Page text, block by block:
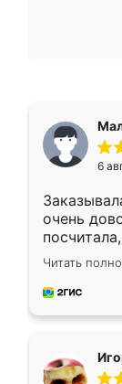
6
очень
Замерщик
делу со
за день,
Читать